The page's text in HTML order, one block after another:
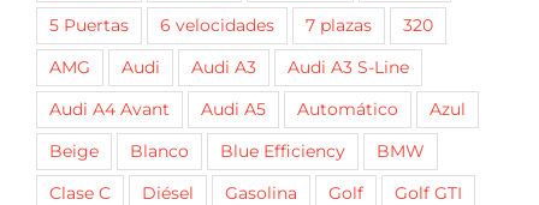
5 Puertas 6 velocidades 7 plazas 320
AMG Audi Audi A3 Audi A3 S-Line
Audi A4 Avant Audi A5 Automático Azul
Beige Blanco Blue Efficiency BMW
Clase C Diésel Gasolina Golf Golf GTI